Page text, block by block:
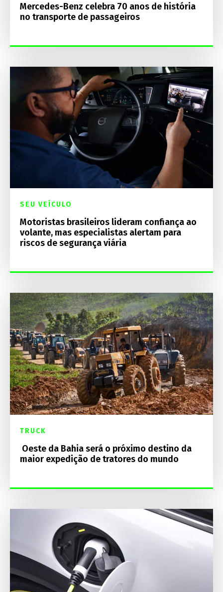
Mercedes-Benz celebra 70 anos de história
no transporte de passageiros
SEU VEÍCULO
Motoristas brasileiros lideram confiança ao
volante, mas especialistas alertam para
riscos de segurança viária
TRUCK
Oeste da Bahia será o próximo destino da
maior expedição de tratores do mundo